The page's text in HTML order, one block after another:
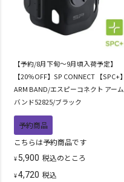
【予約/8月下旬～9月頃入荷予定】
【20％OFF】SP CONNECT 【SPC+】
ARM BAND/エスピーコネクト アーム
バンド52825/ブラック
予約商品
こちらは予約商品です
¥ 5,900 税込のところ
¥4,720 税込